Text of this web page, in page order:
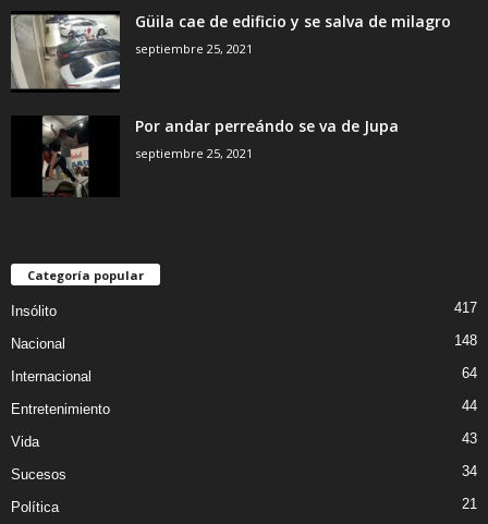
Güila cae de edificio y se salva de milagro
septiembre 25, 2021
Por andar perreándo se va de Jupa
septiembre 25, 2021
Categoría popular
Insólito 417
Nacional 148
Internacional 64
Entretenimiento 44
Vida 43
Sucesos 34
Política 21